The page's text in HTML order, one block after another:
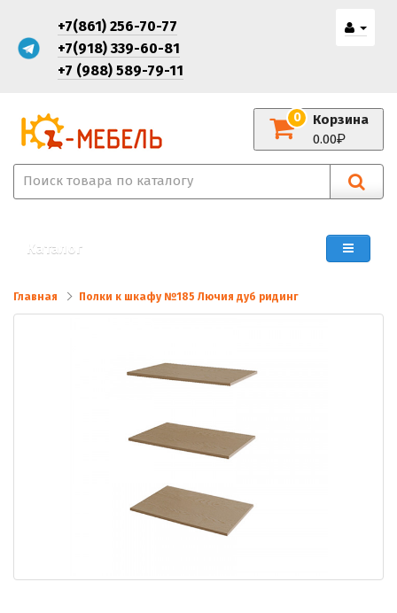
+7(861) 256-70-77
+7(918) 339-60-81
+7 (988) 589-79-11
Корзина
0
0.00
Каталог
Главная Полки к шкафу №185 Лючия дуб ридинг